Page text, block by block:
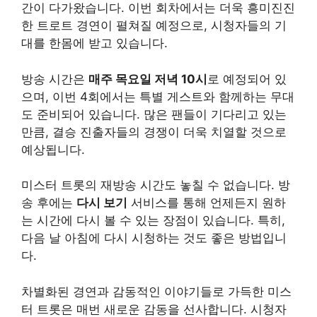
간이 다가왔습니다. 이번 회차에서는 더욱 흥미진진
한 트로트 경연이 펼쳐질 예정으로, 시청자들의 기
대를 한몸에 받고 있습니다.
방송 시간은 매주 목요일 저녁 10시 로 예정되어 있
으며, 이번 4회에서는 특별 게스트와 함께하는 무대
도 준비되어 있습니다. 많은 팬들이 기다리고 있는
만큼, 결승 진출자들의 경쟁이 더욱 치열할 것으로
예상됩니다.
미스터 트롯의 재방송 시간도 놓칠 수 없습니다. 방
송 후에는 다시 보기 서비스를 통해 언제든지 원하
는 시간에 다시 볼 수 있는 장점이 있습니다. 특히,
다음 날 아침에 다시 시청하는 것도 좋은 방법입니
다.
차별화된 경연과 감동적인 이야기들로 가득한 미스
터 트롯은 매번 새로운 감동을 선사합니다. 시청자